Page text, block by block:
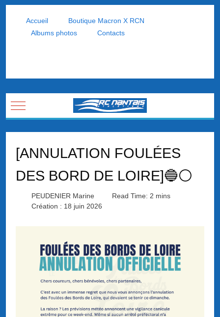
Accueil
Boutique Macron X RCN
Albums photos
Contacts
Mobile Menu Toggle
[ANNULATION FOULÉES
DES BORD DE LOIRE]🔵⚪
PEUDENIER Marine
Read Time: 2 mins
Création : 18 juin 2026